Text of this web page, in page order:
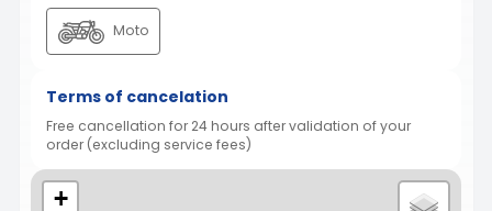
Moto
Terms of cancelation
Free cancellation for 24 hours after validation of your
order (excluding service fees)
+